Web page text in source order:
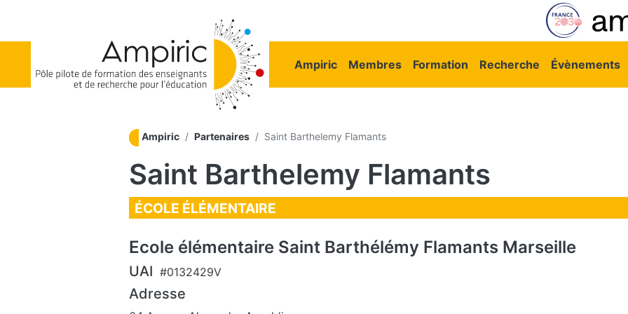
Navigation principale
Ampiric Membres Formation Recherche Évènements
Ampiric Partenaires Saint Barthelemy Flamants
Saint Barthelemy Flamants
ÉCOLE ÉLÉMENTAIRE
Ecole élémentaire Saint Barthélémy Flamants Marseille
UAI #0132429V
Adresse